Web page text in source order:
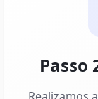
Passo